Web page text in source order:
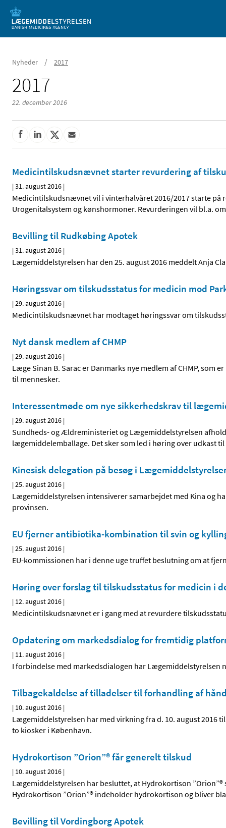
Mobil visning
Nyheder / 2017
2017
22. december 2016
Medicintilskudsnævnet starter revurdering af
|31. august 2016 |
Medicintilskudsnævnet vil i vinterhalvåret 2016/2017 starte på
Urogenitalsystem og kønshormoner. Revurderingen vil bl.a.
Bevilling til Rudkøbing Apotek
|31. august 2016 |
Lægemiddelstyrelsen har den 25. august 2016 meddelt Anja
Høringssvar om tilskudsstatus for medicin mod
|29. august 2016 |
Medicintilskudsnævnet har modtaget høringssvar om
Nyt dansk medlem af CHMP
|29. august 2016 |
Læge Sinan B. Sarac er Danmarks nye medlem af CHMP,
til mennesker.
Interessentmøde om nye sikkerhedskrav til
|29. august 2016 |
Sundheds- og Ældreministeriet og Lægemiddelstyrelsen
lægemiddelemballage. Det sker som led i høring over udkast
Kinesisk delegation på besøg i
|25. august 2016 |
Lægemiddelstyrelsen intensiverer samarbejdet med Kina og
provinsen.
EU fjerner antibiotika-kombination til svin og
|25. august 2016 |
EU-kommissionen har i denne uge truffet beslutning om at
Høring over forslag til tilskudsstatus for medicin i
| 12. august 2016 |
Medicintilskudsnævnet er i gang med at revurdere
Opdatering om markedsdialog for fremtidig
| 11. august 2016 |
I forbindelse med markedsdialogen har Lægemiddelstyrelsen
Tilbagekaldelse af tilladelser til forhandling af
| 10. august 2016 |
Lægemiddelstyrelsen har med virkning fra d. 10. august
to kiosker i København.
Hydrokortison ”Orion”® får generelt tilskud
| 10. august 2016 |
Lægemiddelstyrelsen har besluttet, at Hydrokortison
Hydrokortison ”Orion”® indeholder hydrokortison og bliver
Bevilling til Vordingborg Apotek